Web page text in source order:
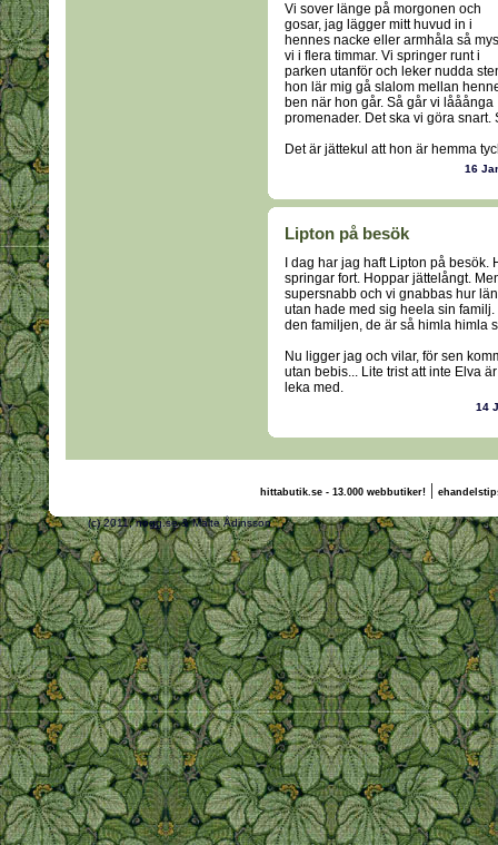
Vi sover länge på morgonen och
gosar, jag lägger mitt huvud in i
hennes nacke eller armhåla så
vi i flera timmar. Vi springer runt i
parken utanför och leker nudda
hon lär mig gå slalom mellan
ben när hon går. Så går vi lååånga
promenader. Det ska vi göra snart.
Det är jättekul att hon är hemma
16
Lipton på besök
I dag har jag haft Lipton på
springar fort. Hoppar jättelångt.
supersnabb och vi gnabbas hur
utan hade med sig heela sin
den familjen, de är så himla himla
Nu ligger jag och vilar, för sen
utan bebis... Lite trist att inte Elva
leka med.
14
hittabutik.se - 13.000 webbutiker!|
(c) 2011, nogg.se & Malte Ådinsson